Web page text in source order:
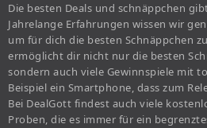
Die besten Deals und schnäppchen
Jahrelange Erfahrungen wissen wir
um für dich die besten Schnäppchen
ermöglicht dir nicht nur die besten
sondern auch viele Gewinnspiele mit
Beispiel ein Smartphone, dass zum
Bei DealGott findest auch viele
Proben, die es immer für ein